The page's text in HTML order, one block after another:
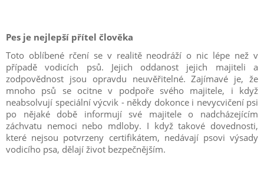
Pes je nejlepší přítel člověka
Toto oblíbené rčení se v realitě neodráží o nic lépe než v
případě vodicích psů. Jejich oddanost jejich majiteli a
zodpovědnost jsou opravdu neuvěřitelné. Zajímavé je, že
mnoho psů se ocitne v podpoře svého majitele, i když
neabsolvují speciální výcvik - někdy dokonce i nevycvičení psi
po nějaké době informují své majitele o nadcházejícím
záchvatu nemoci nebo mdloby. I když takové dovednosti,
které nejsou potvrzeny certifikátem, nedávají psovi výsady
vodicího psa, dělají život bezpečnějším.